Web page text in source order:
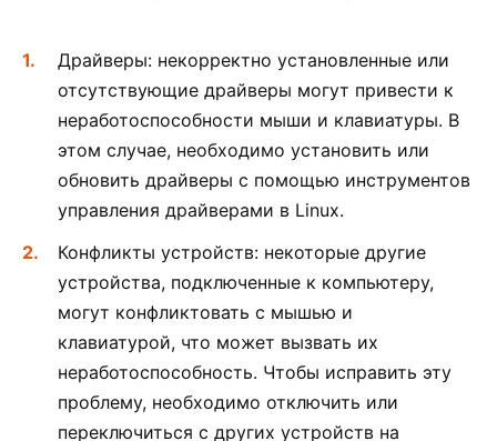
Драйверы: некорректно установленные или
отсутствующие драйверы могут привести к
неработоспособности мыши и клавиатуры. В
этом случае, необходимо установить или
обновить драйверы с помощью инструментов
управления драйверами в Linux.
Конфликты устройств: некоторые другие
устройства, подключенные к компьютеру,
могут конфликтовать с мышью и
клавиатурой, что может вызвать их
неработоспособность. Чтобы исправить эту
проблему, необходимо отключить или
переключиться с других устройств на